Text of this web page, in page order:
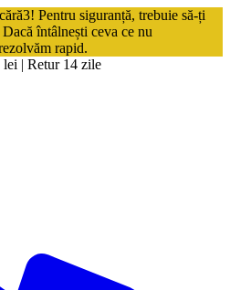
Pentru siguranță, trebuie să-ți
întâlnești ceva ce nu
rapid.
lei | Retur 14 zile